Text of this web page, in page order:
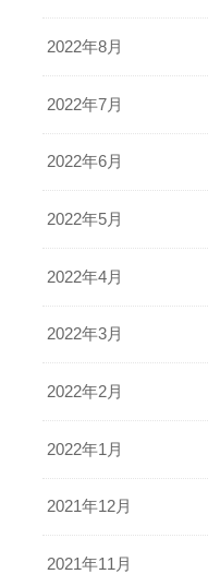
2022年8月
2022年7月
2022年6月
2022年5月
2022年4月
2022年3月
2022年2月
2022年1月
2021年12月
2021年11月